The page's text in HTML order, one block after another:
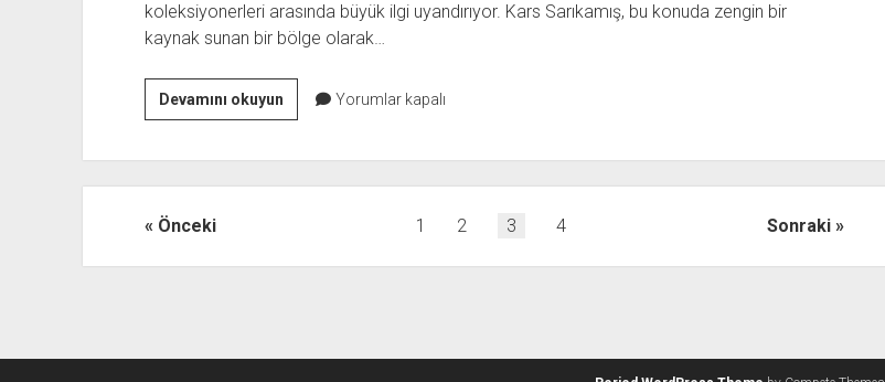
koleksiyonerleri arasında büyük ilgi uyandırıyor. Kars Sarıkamış, bu konuda zengin bir
kaynak sunan bir bölge olarak…
Devamını okuyunKars
Sarıkamış
Yorumlar kapalı
Yazı
Önceki 1 2 3 4 Sonraki